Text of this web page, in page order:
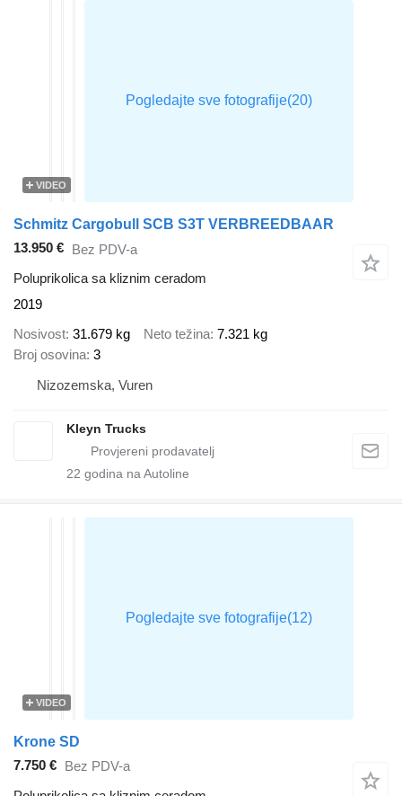
VIDEO
Schmitz Cargobull SCB S3T VERBREEDBAAR
13.950 € Bez PDV-a
Poluprikolica sa kliznim ceradom
2019
Nosivost 31.679 kg Neto težina 7.321 kg
Broj osovina 3
Nizozemska, Vuren
Kleyn Trucks
22 godina na Autoline
VIDEO
Krone SD
7.750 € Bez PDV-a